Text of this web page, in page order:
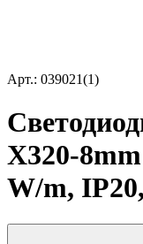
Арт.: 039021(1)
X320-
W/m,